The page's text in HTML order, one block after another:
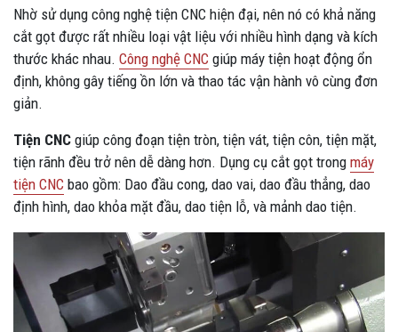
Nhờ sử dụng công nghệ tiện CNC hiện đại, nên nó có khả năng
cắt gọt được rất nhiều loại vật liệu với nhiều hình dạng và kích
thước khác nhau. Công nghệ CNC giúp máy tiện hoạt động ổn
định, không gây tiếng ồn lớn và thao tác vận hành vô cùng đơn
giản.
Tiện CNC giúp công đoạn tiện tròn, tiện vát, tiện côn, tiện mặt,
tiện rãnh đều trở nên dễ dàng hơn. Dụng cụ cắt gọt trong máy
tiện CNC bao gồm: Dao đầu cong, dao vai, dao đầu thẳng, dao
định hình, dao khỏa mặt đầu, dao tiện lỗ, và mảnh dao tiện.